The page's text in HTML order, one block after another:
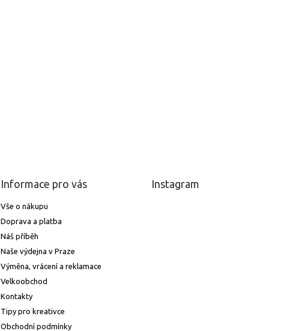
Informace pro vás
Vše o nákupu
Doprava a platba
Náš příběh
Naše výdejna v Praze
Výměna, vrácení a reklamace
Velkoobchod
Kontakty
Tipy pro kreativce
Obchodní podmínky
Instagram